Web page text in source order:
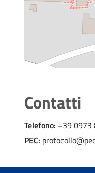
Contatti
Telefono: +39 0973
PEC: